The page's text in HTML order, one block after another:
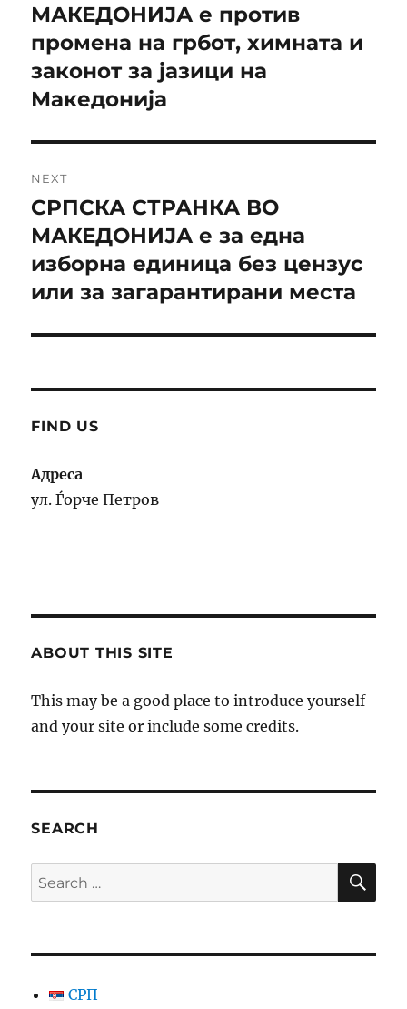
напис
post:
МАКЕДОНИЈА е против
промена на грбот, химната и
законот за јазици на
Македонија
NEXT
Next
post:
СРПСКА СТРАНКА ВО
МАКЕДОНИЈА е за една
изборна единица без цензус
или за загарантирани места
FIND US
Адреса
ул. Ѓорче Петров
ABOUT THIS SITE
This may be a good place to introduce yourself
and your site or include some credits.
SEARCH
Search
for:
СРП